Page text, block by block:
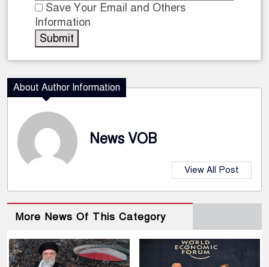
Save Your Email and Others
Information
About Author Information
News VOB
View All Post
More News Of This Category